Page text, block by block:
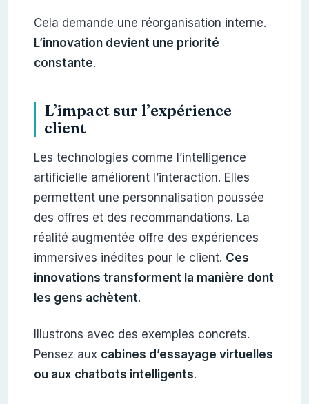
Cela demande une réorganisation interne.
L’innovation devient une priorité
constante.
L’impact sur l’expérience
client
Les technologies comme l’intelligence
artificielle améliorent l’interaction. Elles
permettent une personnalisation poussée
des offres et des recommandations. La
réalité augmentée offre des expériences
immersives inédites pour le client. Ces
innovations transforment la manière dont
les gens achètent.
Illustrons avec des exemples concrets.
Pensez aux cabines d’essayage virtuelles
ou aux chatbots intelligents.